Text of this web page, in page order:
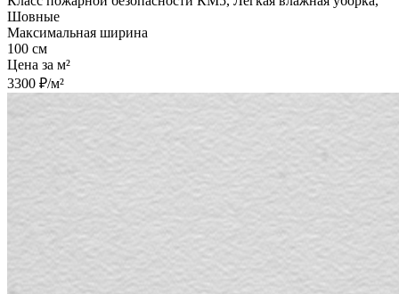
Шовные
Максимальная ширина
100 см
Цена за м²
3300 ₽/м²